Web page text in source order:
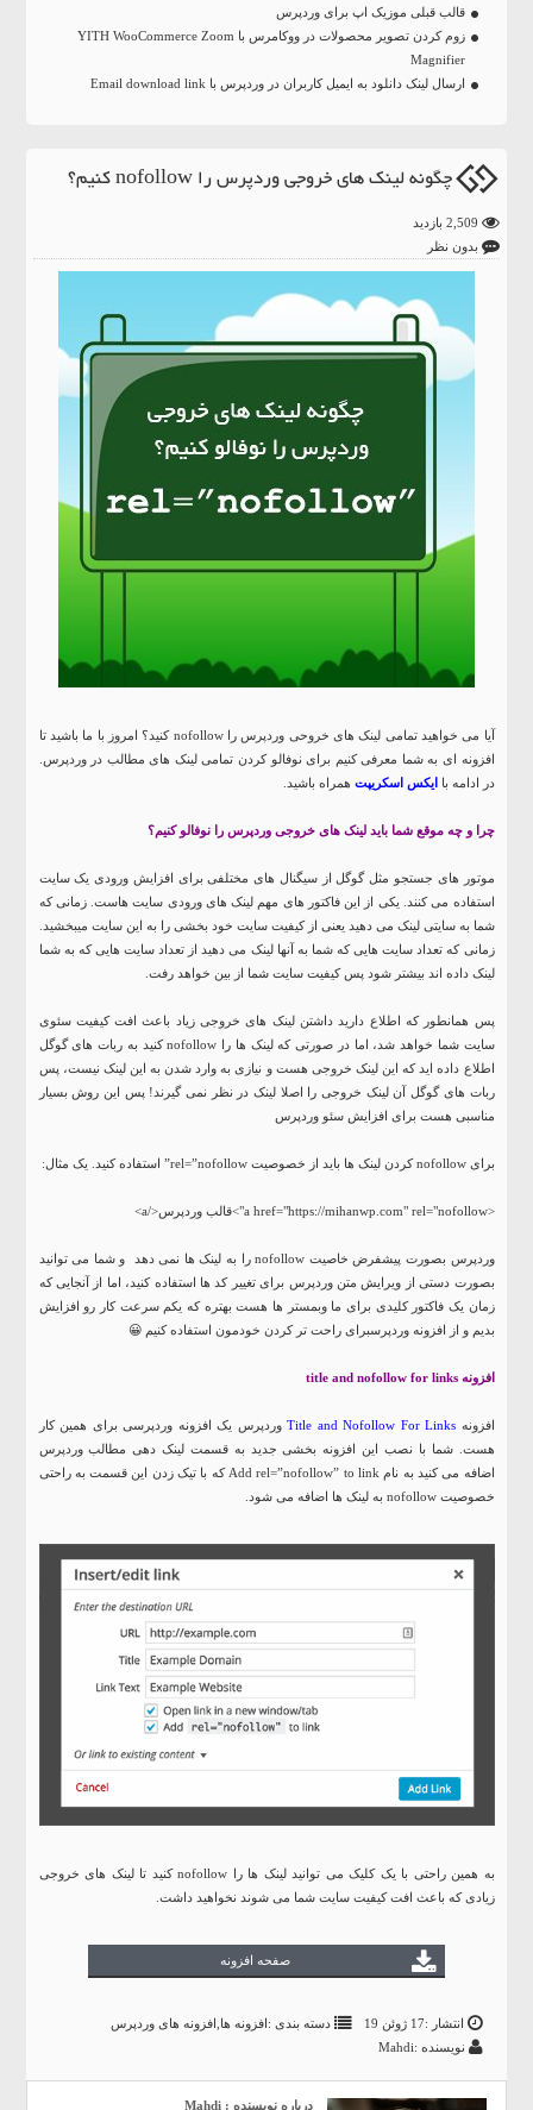
قالب قبلی موزیک اپ برای وردپرس
زوم کردن تصویر محصولات در ووکامرس با YITH WooCommerce Zoom
Magnifier
ارسال لینک دانلود به ایمیل کاربران در وردپرس با Email download link
چگونه لینک های خروجی وردپرس را nofollow کنیم؟
بدون نظر
آیا می خواهید تمامی لینک های خروحی وردپرس را nofollow کنید؟ امروز با ما باشید تا
افزونه ای به شما معرفی کنیم برای نوفالو کردن تمامی لینک های مطالب در وردپرس.
در ادامه باایکس اسکریپت همراه باشید.
چرا و چه موقع شما باید لینک های خروجی وردپرس را نوفالو کنیم؟
موتور های جستجو مثل گوگل از سیگنال های مختلفی برای افزایش ورودی یک سایت
استفاده می کنند. یکی از این فاکتور های مهم لینک های ورودی سایت هاست. زمانی که
شما به سایتی لینک می دهید یعنی از کیفیت سایت خود بخشی را به این سایت میبخشید.
زمانی که تعداد سایت هایی که شما به آنها لینک می دهید از تعداد سایت هایی که به شما
لینک داده اند بیشتر شود پس کیفیت سایت شما از بین خواهد رفت.
پس همانطور که اطلاع دارید داشتن لینک های خروجی زیاد باعث افت کیفیت سئوی
سایت شما خواهد شد، اما در صورتی که لینک ها را nofollow کنید به ربات های گوگل
اطلاع داده اید که این لینک خروجی هست و نیازی به وارد شدن به این لینک نیست، پس
ربات های گوگل آن لینک خروجی را اصلا لینک در نظر نمی گیرند! پس این روش بسیار
مناسبی هست برای افزایشسئو وردپرس
برای nofollow کردن لینک ها باید از خصوصیت rel=”nofollow” استفاده کنید. یک مثال:
<a href="https://mihanwp.com" rel="nofollow">قالب وردپرس</a>
وردپرس بصورت پیشفرض خاصیت nofollow را به لینک ها نمی دهد و شما می توانید
بصورت دستی از ویرایش متن وردپرس برای تغییر کد ها استفاده کنید، اما از آنجایی که
زمان یک فاکتور کلیدی برای ما وبمستر ها هست بهتره که یکم سرعت کار رو افزایش
بدیم و از افزونه وردپرسبرای راحت تر کردن خودمون استفاده کنیم 😀
افزونه title and nofollow for links
افزونه Title and Nofollow For Linksوردپرس یک افزونه وردپرسی برای همین کار
هست. شما با نصب این افزونه بخشی جدید به قسمت لینک دهی مطالب وردپرس
اضافه می کنید به نام Add rel=”nofollow” to link که با تیک زدن این قسمت به راحتی
خصوصیت nofollow به لینک ها اضافه می شود.
به همین راحتی با یک کلیک می توانید لینک ها را nofollow کنید تا لینک های خروجی
زیادی که باعث افت کیفیت سایت شما می شوند نخواهید داشت.
صفحه افزونه
انتشار :17 ژوئن 19 دسته بندی :افزونه ها افزونه های وردپرس
نویسنده :Mahdi
درباره نویسنده : Mahdi